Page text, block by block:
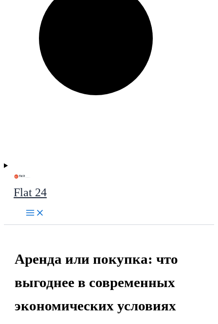
Flat 24
Аренда или покупка: что
выгоднее в современных
экономических условиях